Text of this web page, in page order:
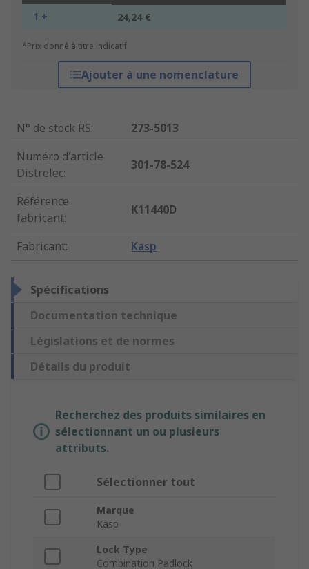
1 + 24,24 €
*Prix donné à titre indicatif
Ajouter à une nomenclature
N° de stock RS:
273-5013
Numéro d'article
Distrelec:
301-78-524
Référence
fabricant:
K11440D
Fabricant: Kasp
Spécifications
Documentation technique
Législations et de normes
Détails du produit
Recherchez des produits similaires en
sélectionnant un ou plusieurs
attributs.
Sélectionner tout
Marque
Kasp
Lock Type
Combination Padlock